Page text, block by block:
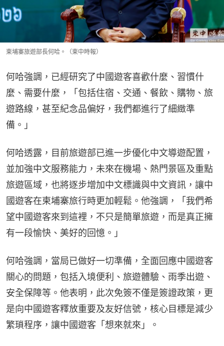
柬埔寨旅遊部長何哈。（柬中時報）
何哈強調，已經研究了中國遊客喜歡什麼、習慣什
麼、需要什麼，「包括住宿、交通、餐飲、購物、旅
遊路線，甚至紀念品偏好，我們都進行了細緻準
備。」
何哈透露，目前旅遊部已進一步優化中文導遊配置，
並加強中文服務能力，未來在機場、熱門景區及重點
旅遊區域，也將逐步增加中文標識與中文資訊，讓中
國遊客在柬埔寨旅行時更加輕鬆。他強調，「我們希
望中國遊客來到這裡，不只是簡單旅遊，而是真正擁
有一段愉快、美好的回憶。」
何哈強調，當局已做好一切準備，全面回應中國遊客
關心的問題，包括入境便利、旅遊體驗、雨季出遊、
安全保障等。他表明，此次免簽不僅是簽證政策，更
是向中國遊客釋放重要及友好信號，核心目標是減少
繁瑣程序，讓中國遊客「想來就來」。